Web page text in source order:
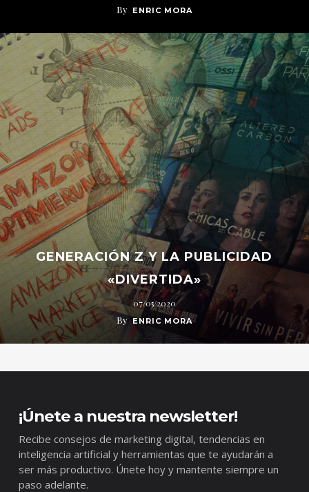
By ENRIC MORA
GENERACIÓN Z Y LA PUBLICIDAD
«DIVERTIDA»
07/05/2020
By ENRIC MORA
¡Únete a nuestra newsletter!
Recibe consejos de marketing digital, tendencias en
inteligencia artificial y herramientas que te ayudarán a
ser más productivo. Únete hoy y mantente siempre un
paso adelante.